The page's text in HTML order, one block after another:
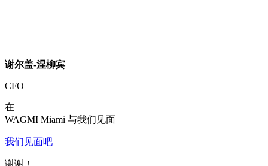
谢尔盖-涅柳宾
CFO
在
WAGMI Miami 与我们见面
我们见面吧
谢谢！